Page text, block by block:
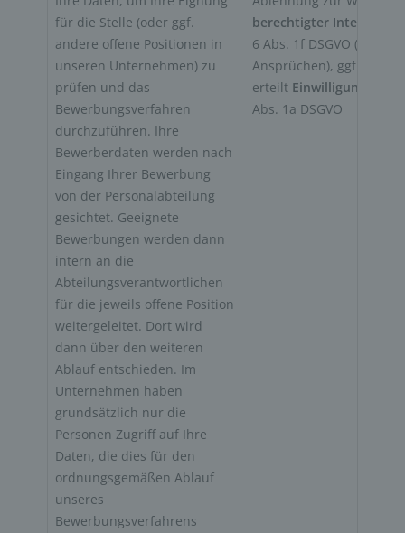
für die Stelle (oder ggf.
andere offene Positionen in
unseren Unternehmen) zu
prüfen und das
Bewerbungsverfahren
durchzuführen. Ihre
Bewerberdaten werden nach
Eingang Ihrer Bewerbung
von der Personalabteilung
gesichtet. Geeignete
Bewerbungen werden dann
intern an die
Abteilungsverantwortlichen
für die jeweils offene Position
weitergeleitet. Dort wird
dann über den weiteren
Ablauf entschieden. Im
Unternehmen haben
grundsätzlich nur die
Personen Zugriff auf Ihre
Daten, die dies für den
ordnungsgemäßen Ablauf
unseres
Bewerbungsverfahrens
berechtigter Interessen
6 Abs. 1f DSGVO
Ansprüchen), ggf.
erteilt Einwilligung
Abs. 1a DSGVO